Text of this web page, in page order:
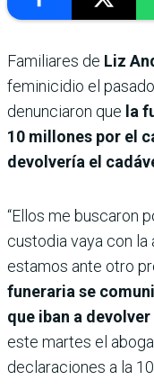
Familiares de Liz
feminicidio el
denunciaron que la
10 millones por el
devolvería el
“Ellos me buscaron
custodia vaya con la
estamos ante otro
funeraria se
que iban a
este martes el
declaraciones a la